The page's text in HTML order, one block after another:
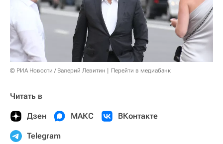
© РИА Новости / Валерий Левитин Перейти в медиабанк
Читать в
Дзен МАКС ВКонтакте
Telegram